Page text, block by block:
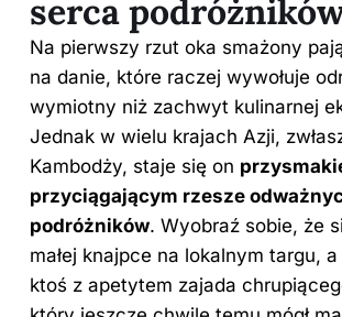
serca
Na pierwszy rzut oka smażony
na danie, które raczej wywołuje
wymiotny niż zachwyt kulinarnej
Jednak w wielu krajach Azji,
Kambodży, staje się on
przyciągającym rzesze
podróżników. Wyobraź sobie, że
małej knajpce na lokalnym targu,
ktoś z apetytem zajada